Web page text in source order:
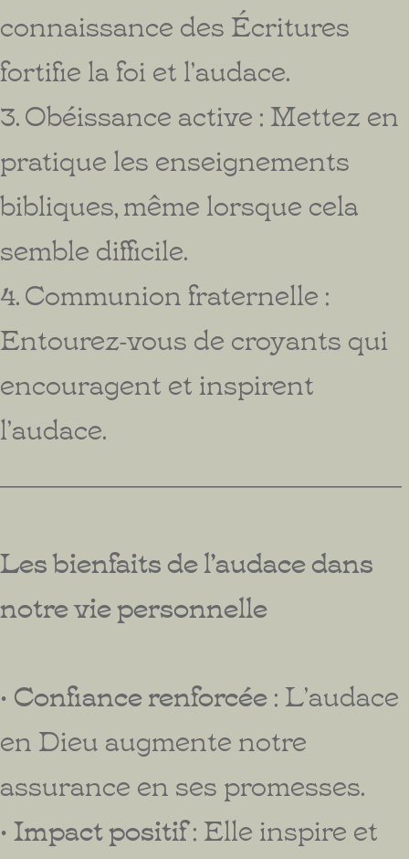
connaissance des Écritures
fortifie la foi et l’audace.
3. Obéissance active : Mettez en
pratique les enseignements
bibliques, même lorsque cela
semble difficile.
4. Communion fraternelle :
Entourez-vous de croyants qui
encouragent et inspirent
l’audace.
Les bienfaits de l’audace dans
notre vie personnelle
• Confiance renforcée: L’audace
en Dieu augmente notre
assurance en ses promesses.
•Impact positif: Elle inspire et